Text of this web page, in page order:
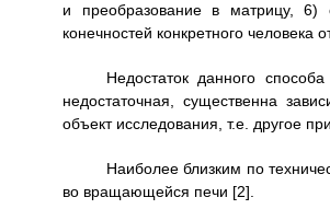
и преобразование в матрицу, 6)
конечностей конкретного
Недостаток данного
недостаточная, существенна
объект исследования, т.е. другое
Наиболее близким по
во вращающейся печи [2].